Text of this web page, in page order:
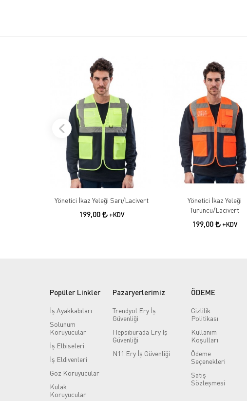
Yönetici İkaz Yeleği Sarı/Lacivert
199,00 +KDV
Yönetici İkaz Yeleği
Turuncu/Lacivert
199,00 +KDV
Popüler Linkler
İş Ayakkabıları
Solunum
Koruyucular
İş Elbiseleri
İş Eldivenleri
Göz Koruyucular
Kulak
Koruyucular
Pazaryerlerimiz
Trendyol Ery İş
Güvenliği
Hepsiburada Ery İş
Güvenliği
N11 Ery İş Güvenliği
ÖDEME
Gizlilik
Politikası
Kullanım
Koşulları
Ödeme
Seçenekleri
Satış
Sözleşmesi